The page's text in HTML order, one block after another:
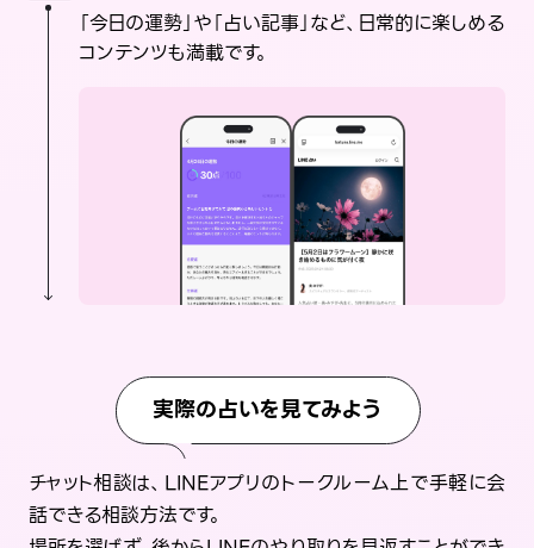
「今日の運勢」や「占い記事」など、日常的に楽しめる
コンテンツも満載です。
実際の占いを見てみよう
チャット相談は、LINEアプリのトークルーム上で手軽に会
話できる相談方法です。